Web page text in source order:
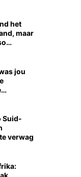
het
maar
jou
Suid-
verwag